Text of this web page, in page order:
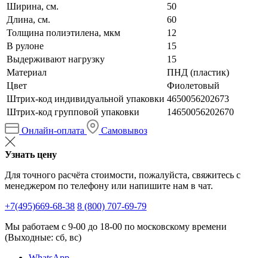
Ширина, см.
50
Длина, см.
60
Толщина полиэтилена, мкм
12
В рулоне
15
Выдерживают нагрузку
15
Материал
ПНД (пластик)
Цвет
Фиолетовый
Штрих-код индивидуальной упаковки 4650056202673
Штрих-код групповой упаковки
14650056202670
Онлайн-оплата
Самовывоз
Узнать цену
Для точного расчёта стоимости, пожалуйста, свяжитесь с
менеджером по телефону или напишите нам в чат.
+7(495)669-68-38 8 (800) 707-69-79
Мы работаем с 9-00 до 18-00 по московскому времени
(Выходные: сб, вс)